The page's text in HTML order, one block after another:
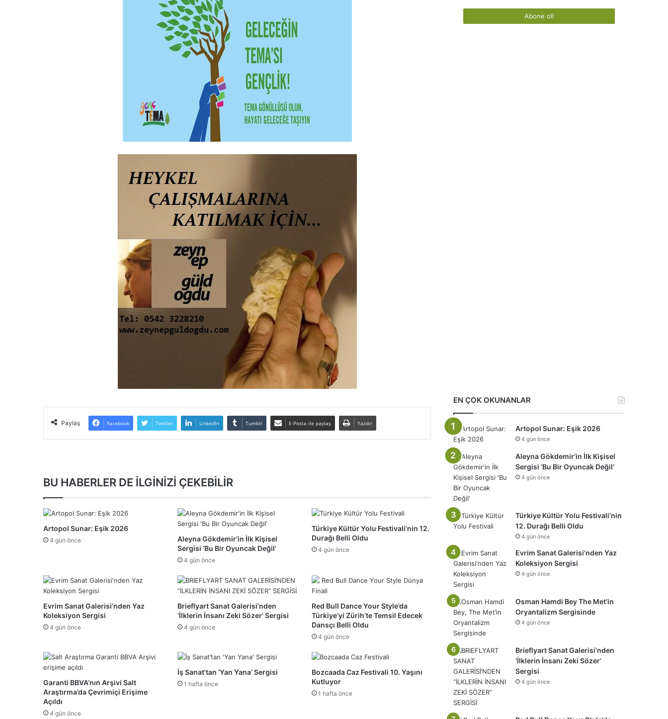
Paylaş Facebook Twitter LinkedIn Tumblr E-Posta ile paylaş Yazdır
BU HABERLER DE İLGİNİZİ ÇEKEBİLİR
Artopol Sunar: Eşik 2026
4 gün önce
Aleyna Gökdemir’in İlk Kişisel
Sergisi ‘Bu Bir Oyuncak Değil’
4 gün önce
Türkiye Kültür Yolu Festivali’nin 12.
Durağı Belli Oldu
4 gün önce
Evrim Sanat Galerisi’nden Yaz
Koleksiyon Sergisi
4 gün önce
Brieflyart Sanat Galerisi’nden
‘İlklerin İnsanı Zeki Sözer’ Sergisi
4 gün önce
Red Bull Dance Your Style’da
Türkiye’yi Zürih’te Temsil Edecek
Dansçı Belli Oldu
4 gün önce
Garanti BBVA’nın Arşivi Salt
Araştırma’da Çevrimiçi Erişime
Açıldı
4 gün önce
İş Sanat’tan ‘Yan Yana’ Sergisi
1 hafta önce
Bozcaada Caz Festivali 10. Yaşını
Kutluyor
1 hafta önce
EN ÇOK OKUNANLAR
Artopol Sunar: Eşik 2026
4 gün önce
Aleyna Gökdemir’in İlk Kişisel
Sergisi ‘Bu Bir Oyuncak Değil’
4 gün önce
Türkiye Kültür Yolu Festivali’nin
12. Durağı Belli Oldu
4 gün önce
Evrim Sanat Galerisi’nden Yaz
Koleksiyon Sergisi
4 gün önce
Osman Hamdi Bey The Met’in
Oryantalizm Sergisinde
4 gün önce
Brieflyart Sanat Galerisi’nden
‘İlklerin İnsanı Zeki Sözer’
Sergisi
4 gün önce